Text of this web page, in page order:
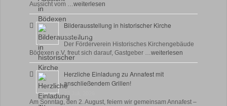
Aussicht vom …weiterlesen
Bilderausstellung in historischer Kirche
30 Juli, 2026
Der Förderverein Historisches Kirchengebäude
Bödexen e.V. freut sich darauf, Gastgeber …weiterlesen
Herzliche Einladung zu Annafest mit
anschließendem Grillen!
Am Sonntag, den 2. August, feiern wir gemeinsam Annafest –